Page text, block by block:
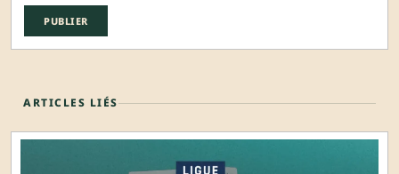
ARTICLES LIÉS